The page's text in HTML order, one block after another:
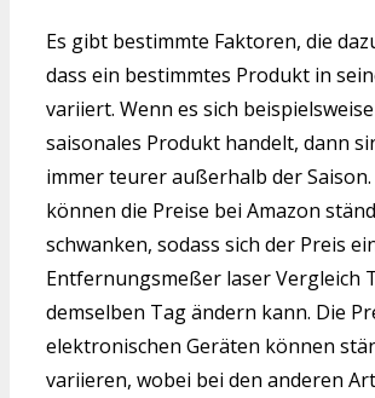
Es gibt bestimmte Faktoren, die
dass ein bestimmtes Produkt in
variiert. Wenn es sich
saisonales Produkt handelt, dann
immer teurer außerhalb der
können die Preise bei Amazon
schwanken, sodass sich der Preis
Entfernungsmeßer laser Vergleich
demselben Tag ändern kann. Die
elektronischen Geräten können
variieren, wobei bei den anderen